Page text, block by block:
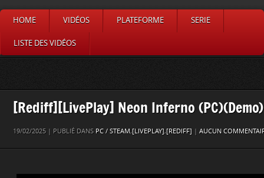
HOME VIDÉOS PLATEFORME SERIE
LISTE DES VIDÉOS
[Rediff][LivePlay] Neon Inferno (PC)(Demo)
19/02/2025 | PUBLIÉ DANS PC / STEAM,[LIVEPLAY],[REDIFF] AUCUN